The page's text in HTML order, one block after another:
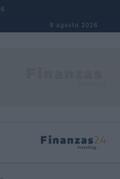
8 agosto 2026